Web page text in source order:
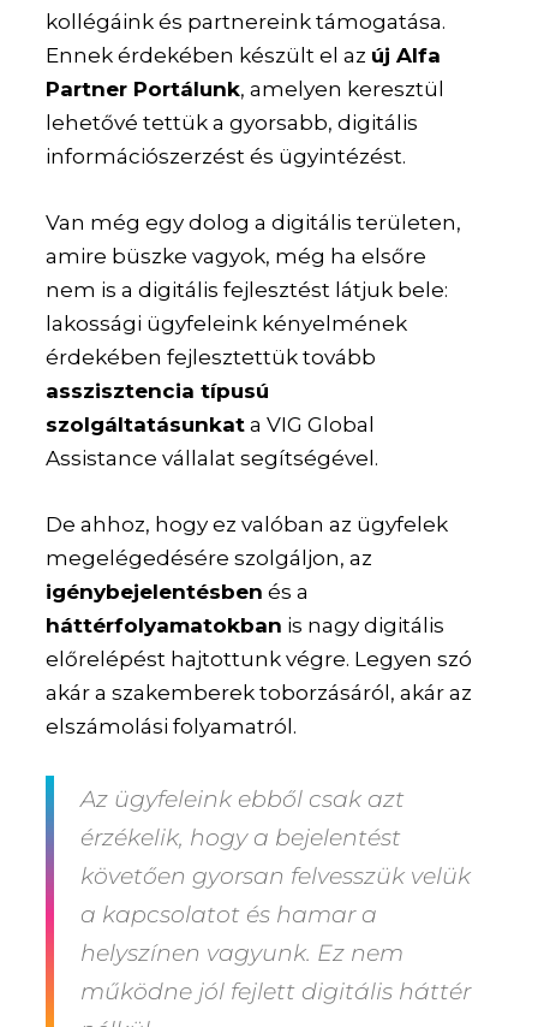
kollégáink és partnereink támogatása.
Ennek érdekében készült el az új Alfa
Partner Portálunk, amelyen keresztül
lehetővé tettük a gyorsabb, digitális
információszerzést és ügyintézést.
Van még egy dolog a digitális területen,
amire büszke vagyok, még ha elsőre
nem is a digitális fejlesztést látjuk bele:
lakossági ügyfeleink kényelmének
érdekében fejlesztettük tovább
asszisztencia típusú
szolgáltatásunkat a VIG Global
Assistance vállalat segítségével.
De ahhoz, hogy ez valóban az ügyfelek
megelégedésére szolgáljon, az
igénybejelentésben és a
háttérfolyamatokban is nagy digitális
előrelépést hajtottunk végre. Legyen szó
akár a szakemberek toborzásáról, akár az
elszámolási folyamatról.
Az ügyfeleink ebből csak azt
érzékelik, hogy a bejelentést
követően gyorsan felvesszük velük
a kapcsolatot és hamar a
helyszínen vagyunk. Ez nem
működne jól fejlett digitális háttér